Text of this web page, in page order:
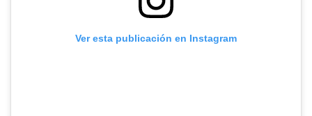
Ver esta publicación en Instagram